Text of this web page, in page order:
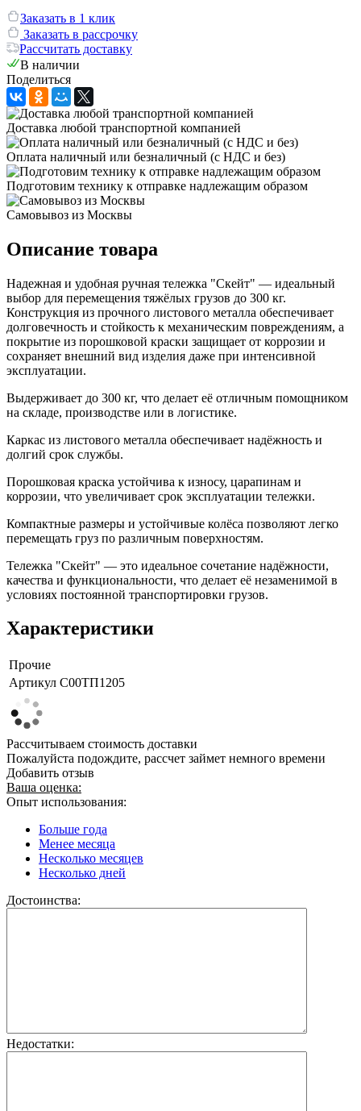
Заказать в 1 клик
Заказать в рассрочку
Рассчитать доставку
В наличии
Поделиться
Доставка любой транспортной компанией
Оплата наличный или безналичный (с НДС и без)
Подготовим технику к отправке надлежащим образом
Самовывоз из Москвы
Описание товара
Надежная и удобная ручная тележка "Скейт" — идеальный
выбор для перемещения тяжёлых грузов до 300 кг.
Конструкция из прочного листового металла обеспечивает
долговечность и стойкость к механическим повреждениям, а
покрытие из порошковой краски защищает от коррозии и
сохраняет внешний вид изделия даже при интенсивной
эксплуатации.
Выдерживает до 300 кг, что делает её отличным помощником
на складе, производстве или в логистике.
Каркас из листового металла обеспечивает надёжность и
долгий срок службы.
Порошковая краска устойчива к износу, царапинам и
коррозии, что увеличивает срок эксплуатации тележки.
Компактные размеры и устойчивые колёса позволяют легко
перемещать груз по различным поверхностям.
Тележка "Скейт" — это идеальное сочетание надёжности,
качества и функциональности, что делает её незаменимой в
условиях постоянной транспортировки грузов.
Характеристики
Прочие
Артикул С00ТП1205
Рассчитываем стоимость доставки
Пожалуйста подождите, рассчет займет немного времени
Добавить отзыв
Ваша оценка:
Опыт использования:
Больше года
Менее месяца
Несколько месяцев
Несколько дней
Достоинства:
Недостатки: